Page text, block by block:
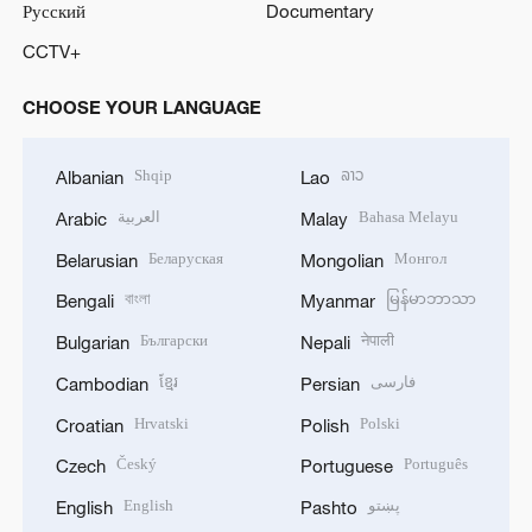
Русский
Documentary
CCTV+
CHOOSE YOUR LANGUAGE
Albanian Shqip
Arabic العربية
Belarusian Беларуская
Bengali বাংলা
Bulgarian Български
Cambodian ខ្មែរ
Croatian Hrvatski
Czech Český
English English
Lao ລາວ
Malay Bahasa Melayu
Mongolian Монгол
Myanmar မြန်မာဘာသာ
Nepali नेपाली
Persian فارسی
Polish Polski
Portuguese Português
Pashto پښتو